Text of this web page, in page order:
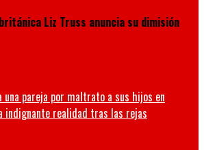
Liz Truss anuncia su dimisión
una pareja por maltrato a sus hijos en
indignante realidad tras las rejas